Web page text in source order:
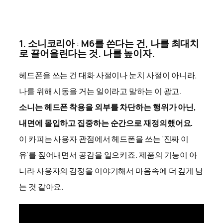
1. 소니코리아: M6를 쓴다는 건, 나를 최대치
로 끌어올린다는 것. 나를 높이자.
헤드폰을 쓰는 건 대화 사절이나 눈치 사절이 아니라,
나를 위해 시동을 거는 일이라고 말하는 이 광고.
소니는 헤드폰 착용을 외부를 차단하는 행위가 아닌,
내면에 몰입하고 집중하는 순간으로 재정의했어요.
이 카피는 사용자 관점에서 헤드폰을 쓰는 ‘진짜 이
유’를 짚어내면서 공감을 일으키죠. 제품의 기능이 아
니라 사용자의 감정을 이야기해서 마음속에 더 깊게 남
는 것 같아요.